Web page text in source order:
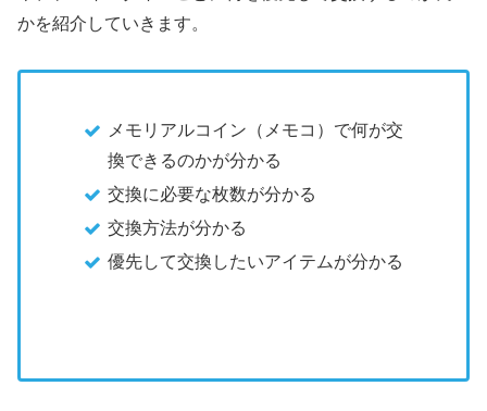
かを紹介していきます。
メモリアルコイン（メモコ）で何が交
換できるのかが分かる
交換に必要な枚数が分かる
交換方法が分かる
優先して交換したいアイテムが分かる